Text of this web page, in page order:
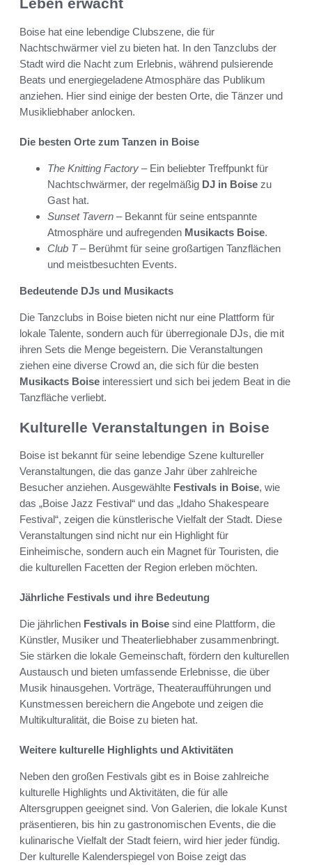
Leben erwacht
Boise hat eine lebendige Clubszene, die für
Nachtschwärmer viel zu bieten hat. In den Tanzclubs der
Stadt wird die Nacht zum Erlebnis, während pulsierende
Beats und energiegeladene Atmosphäre das Publikum
anziehen. Hier sind einige der besten Orte, die Tänzer und
Musikliebhaber anlocken.
Die besten Orte zum Tanzen in Boise
The Knitting Factory – Ein beliebter Treffpunkt für
Nachtschwärmer, der regelmäßig DJ in Boise zu
Gast hat.
Sunset Tavern – Bekannt für seine entspannte
Atmosphäre und aufregenden Musikacts Boise.
Club T– Berühmt für seine großartigen Tanzflächen
und meistbesuchten Events.
Bedeutende DJs und Musikacts
Die Tanzclubs in Boise bieten nicht nur eine Plattform für
lokale Talente, sondern auch für überregionale DJs, die mit
ihren Sets die Menge begeistern. Die Veranstaltungen
ziehen eine diverse Crowd an, die sich für die besten
Musikacts Boise interessiert und sich bei jedem Beat in die
Tanzfläche verliebt.
Kulturelle Veranstaltungen in Boise
Boise ist bekannt für seine lebendige Szene kultureller
Veranstaltungen, die das ganze Jahr über zahlreiche
Besucher anziehen. Ausgewählte Festivals in Boise, wie
das „Boise Jazz Festival“ und das „Idaho Shakespeare
Festival“, zeigen die künstlerische Vielfalt der Stadt. Diese
Veranstaltungen sind nicht nur ein Highlight für
Einheimische, sondern auch ein Magnet für Touristen, die
die kulturellen Facetten der Region erleben möchten.
Jährliche Festivals und ihre Bedeutung
Die jährlichen Festivals in Boise sind eine Plattform, die
Künstler, Musiker und Theaterliebhaber zusammenbringt.
Sie stärken die lokale Gemeinschaft, fördern den kulturellen
Austausch und bieten umfassende Erlebnisse, die über
Musik hinausgehen. Vorträge, Theateraufführungen und
Kunstmessen bereichern die Angebote und zeigen die
Multikulturalität, die Boise zu bieten hat.
Weitere kulturelle Highlights und Aktivitäten
Neben den großen Festivals gibt es in Boise zahlreiche
kulturelle Highlights und Aktivitäten, die für alle
Altersgruppen geeignet sind. Von Galerien, die lokale Kunst
präsentieren, bis hin zu gastronomischen Events, die die
kulinarische Vielfalt der Stadt feiern, wird hier jeder fündig.
Der kulturelle Kalenderspiegel von Boise zeigt das